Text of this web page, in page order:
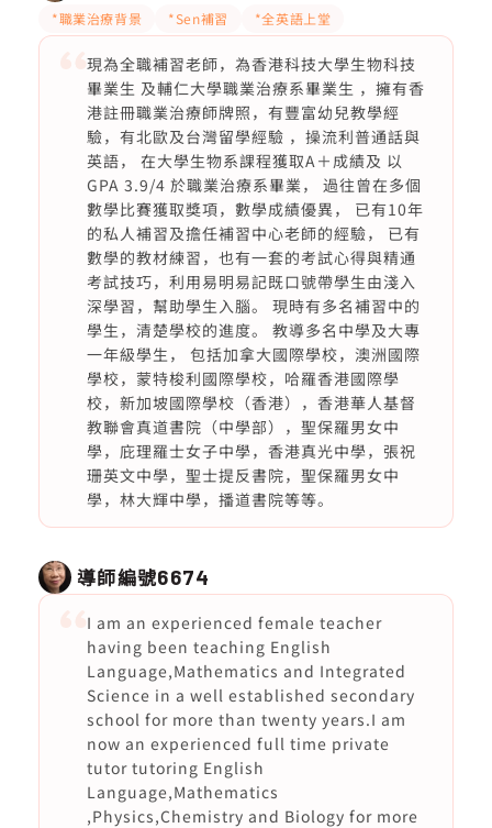
*職業治療背景 *Sen補習 *全英語上堂
現為全職補習老師，為香港科技大學生物科技
畢業生 及輔仁大學職業治療系畢業生 ，擁有香
港註冊職業治療師牌照，有豐富幼兒教學經
驗，有北歐及台灣留學經驗 ，操流利普通話與
英語， 在大學生物系課程獲取A＋成績及 以
GPA 3.9/4 於職業治療系畢業， 過往曾在多個
數學比賽獲取獎項，數學成績優異， 已有10年
的私人補習及擔任補習中心老師的經驗， 已有
數學的教材練習，也有一套的考試心得與精通
考試技巧，利用易明易記既口號帶學生由淺入
深學習，幫助學生入腦。 現時有多名補習中的
學生，清楚學校的進度。 教導多名中學及大專
一年級學生， 包括加拿大國際學校，澳洲國際
學校，蒙特梭利國際學校，哈羅香港國際學
校，新加坡國際學校（香港），香港華人基督
教聯會真道書院（中學部），聖保羅男女中
學，庇理羅士女子中學，香港真光中學，張祝
珊英文中學，聖士提反書院，聖保羅男女中
學，林大輝中學，播道書院等等。
導師編號6674
I am an experienced female teacher
having been teaching English
Language,Mathematics and Integrated
Science in a well established secondary
school for more than twenty years.I am
now an experienced full time private
tutor tutoring English
Language,Mathematics
,Physics,Chemistry and Biology for more